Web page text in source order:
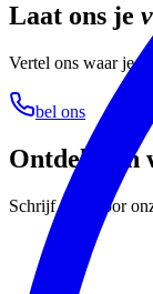
Laat ons je
Vertel ons waar je
bel ons
Ontdek een
Schrijf je in voor